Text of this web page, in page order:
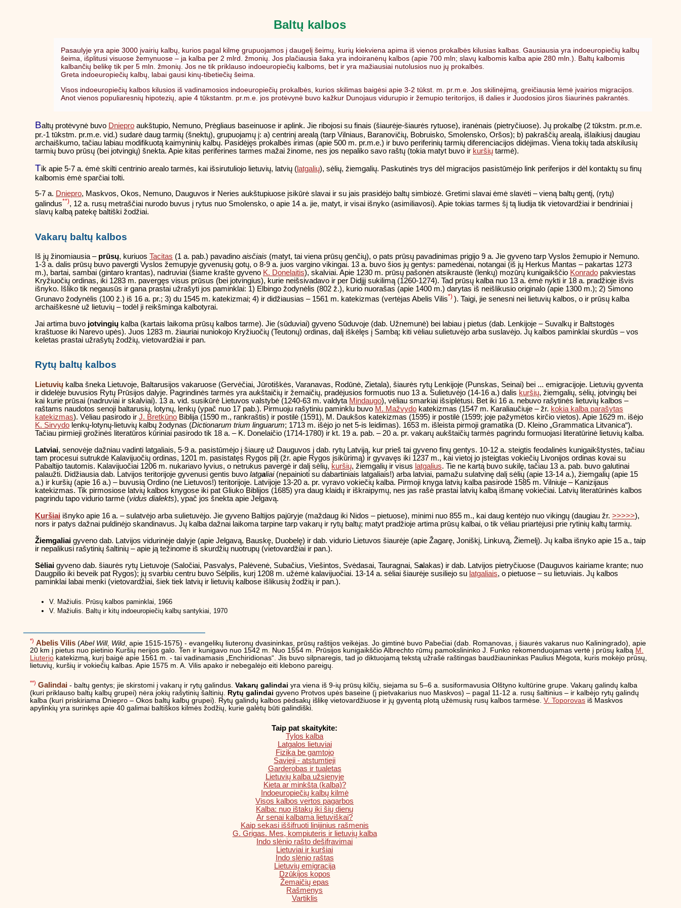
Baltų kalbos
Pasaulyje yra apie 3000 įvairių kalbų, kurios pagal kilmę grupuojamos į daugelį šeimų, kurių kiekviena apima iš vienos prokalbės kilusias kalbas. Gausiausia yra indoeuropiečių kalbų
šeima, išplitusi visuose žemynuose – ja kalba per 2 mlrd. žmonių. Jos plačiausia šaka yra indoiranėnų kalbos (apie 700 mln; slavų kalbomis kalba apie 280 mln.). Baltų kalbomis
kalbančių belikę tik per 5 mln. žmonių. Jos ne tik priklauso indoeuropiečių kalboms, bet ir yra mažiausiai nutolusios nuo jų prokalbės.
Greta indoeuropiečių kalbų, labai gausi kinų-tibetiečių šeima.
Visos indoeuropiečių kalbos kilusios iš vadinamosios indoeuropiečių prokalbės, kurios skilimas baigėsi apie 3-2 tūkst. m. pr.m.e. Jos skilinėjimą, greičiausia lėmė įvairios migracijos.
Anot vienos populiaresnių hipotezių, apie 4 tūkstantm. pr.m.e. jos protėvynė buvo kažkur Dunojaus vidurupio ir žemupio teritorijos, iš dalies ir Juodosios jūros šiaurinės pakrantės.
Baltų protėvynė buvo Dniepro aukštupio, Nemuno, Prėgliaus baseinuose ir aplink. Jie ribojosi su finais (šiaurėje-šiaurės rytuose), iranėnais (pietryčiuose). Jų prokalbę (2 tūkstm. pr.m.e.
pr.-1 tūkstm. pr.m.e. vid.) sudarė daug tarmių (šnektų), grupuojamų į: a) centrinį arealą (tarp Vilniaus, Baranovičių, Bobruisko, Smolensko, Oršos); b) pakraščių arealą, išlaikiusį daugiau
archaiškumo, tačiau labiau modifikuotą kaimyninių kalbų. Pasidėjęs prokalbės irimas (apie 500 m. pr.m.e.) ir buvo periferinių tarmių diferenciacijos didėjimas. Viena tokių tada atskilusių
tarmių buvo prūsų (bei jotvingių) šnekta. Apie kitas periferines tarmes mažai žinome, nes jos nepaliko savo raštų (tokia matyt buvo ir kuršių tarmė).
Tik apie 5-7 a. ėmė skilti centrinio arealo tarmės, kai išsirutuliojo lietuvių, latvių (latgalių), sėlių, žiemgalių. Paskutinės trys dėl migracijos pasistūmėjo link periferijos ir dėl kontaktų su finų
kalbomis ėmė sparčiai tolti.
5-7 a. Dniepro, Maskvos, Okos, Nemuno, Dauguvos ir Neries aukštupiuose įsikūrė slavai ir su jais prasidėjo baltų simbiozė. Gretimi slavai ėmė slavėti – vieną baltų gentį, (rytų)
galindus**), 12 a. rusų metraščiai nurodo buvus į rytus nuo Smolensko, o apie 14 a. jie, matyt, ir visai išnyko (asimiliavosi). Apie tokias tarmes šį tą liudija tik vietovardžiai ir bendriniai į
slavų kalbą patekę baltiški žodžiai.
Vakarų baltų kalbos
Iš jų žinomiausia – prūsų, kuriuos Tacitas (1 a. pab.) pavadino aisčiais (matyt, tai viena prūsų genčių), o pats prūsų pavadinimas prigijo 9 a. Jie gyveno tarp Vyslos žemupio ir Nemuno.
1-3 a. dalis prūsų buvo pavergti Vyslos žemupyje gyvenusių gotų, o 8-9 a. juos vargino vikingai. 13 a. buvo šios jų gentys: pamedėnai, notangai (iš jų Herkus Mantas – pakartas 1273
m.), bartai, sambai (gintaro krantas), nadruviai (šiame krašte gyveno K. Donelaitis), skalviai. Apie 1230 m. prūsų pašonėn atsikraustė (lenkų) mozūrų kunigaikščio Konrado pakviestas
Kryžiuočių ordinas, iki 1283 m. pavergęs visus prūsus (bei jotvingius), kurie neišsivadavo ir per Didįjį sukilimą (1260-1274). Tad prūsų kalba nuo 13 a. ėmė nykti ir 18 a. pradžioje išvis
išnyko. Išliko tik negausūs ir gana prastai užrašyti jos paminklai: 1) Elbingo žodynėlis (802 ž.), kurio nuorašas (apie 1400 m.) darytas iš neišlikusio originalo (apie 1300 m.); 2) Simono
Grunavo žodynėlis (100 ž.) iš 16 a. pr.; 3) du 1545 m. katekizmai; 4) ir didžiausias – 1561 m. katekizmas (vertėjas Abelis Vilis*) ). Taigi, jie senesni nei lietuvių kalbos, o ir prūsų kalba
archaiškesnė už lietuvių – todėl ji reikšminga kalbotyrai.
Jai artima buvo jotvingių kalba (kartais laikoma prūsų kalbos tarme). Jie (sūduviai) gyveno Sūduvoje (dab. Užnemunė) bei labiau į pietus (dab. Lenkijoje – Suvalkų ir Baltstogės
kraštuose iki Narevo upės). Juos 1283 m. žiauriai nuniokojo Kryžiuočių (Teutonų) ordinas, dalį iškėlęs į Sambą; kiti vėliau sulietuvėjo arba suslavėjo. Jų kalbos paminklai skurdūs – vos
keletas prastai užrašytų žodžių, vietovardžiai ir pan.
Rytų baltų kalbos
Lietuvių kalba šneka Lietuvoje, Baltarusijos vakaruose (Gervėčiai, Jūrotiškės, Varanavas, Rodūnė, Zietala), šiaurės rytų Lenkijoje (Punskas, Seinai) bei ... emigracijoje. Lietuvių gyventa
ir didelėje buvusios Rytų Prūsijos dalyje. Pagrindinės tarmės yra aukštaičių ir žemaičių, pradėjusios formuotis nuo 13 a. Sulietuvėjo (14-16 a.) dalis kuršių, žiemgalių, sėlių, jotvingių bei
kai kurie prūsai (nadruviai ir skalviai). 13 a. vid. susikūrė Lietuvos valstybė (1240-63 m. valdyta Mindaugo), vėliau smarkiai išsiplėtusi. Bet iki 16 a. nebuvo rašytinės lietuvių kalbos –
raštams naudotos senoji baltarusių, lotynų, lenkų (ypač nuo 17 pab.). Pirmuoju rašytiniu paminklu buvo M. Mažvydo katekizmas (1547 m. Karaliaučiuje – žr. kokia kalba parašytas
katekizmas). Vėliau pasirodo ir J. Bretkūno Biblija (1590 m., rankraštis) ir postilė (1591), M. Daukšos katekizmas (1595) ir postilė (1599; joje pažymėtos kirčio vietos). Apie 1629 m. išėjo
K. Sirvydo lenkų-lotynų-lietuvių kalbų žodynas (Dictionarum trium linguarum; 1713 m. išėjo jo net 5-is leidimas). 1653 m. išleista pirmoji gramatika (D. Kleino „Grammatica Litvanica“).
Tačiau pirmieji grožinės literatūros kūriniai pasirodo tik 18 a. – K. Donelaičio (1714-1780) ir kt. 19 a. pab. – 20 a. pr. vakarų aukštaičių tarmės pagrindu formuojasi literatūrinė lietuvių kalba.
Latviai, senovėje dažniau vadinti latgaliais, 5-9 a. pasistūmėjo į šiaurę už Dauguvos į dab. rytų Latviją, kur prieš tai gyveno finų gentys. 10-12 a. steigtis feodalinės kunigaikštystės, tačiau
tam procesui sutrukdė Kalavijuočių ordinas, 1201 m. pasistatęs Rygos pilį (žr. apie Rygos įsikūrimą) ir gyvavęs iki 1237 m., kai vietoj jo įsteigtas vokiečių Livonijos ordinas kovai su
Pabaltijo tautomis. Kalavijuočiai 1206 m. nukariavo lyvius, o netrukus pavergė ir dalį sėlių, kuršių, žiemgalių ir visus latgalius. Tie ne kartą buvo sukilę, tačiau 13 a. pab. buvo galutinai
palaužti. Didžiausia dab. Latvijos teritorijoje gyvenusi gentis buvo latgaliai(nepainioti su dabartiniais latgaliais!) arba latviai, pamažu sulatvinę dalį sėlių (apie 13-14 a.), žiemgalių (apie 15
a.) ir kuršių (apie 16 a.) – buvusią Ordino (ne Lietuvos!) teritorijoje. Latvijoje 13-20 a. pr. vyravo vokiečių kalba. Pirmoji knyga latvių kalba pasirodė 1585 m. Vilniuje – Kanizijaus
katekizmas. Tik pirmosiose latvių kalbos knygose iki pat Gliuko Biblijos (1685) yra daug klaidų ir iškraipymų, nes jas rašė prastai latvių kalbą išmanę vokiečiai. Latvių literatūrinės kalbos
pagrindu tapo vidurio tarmė (vidus dialekts), ypač jos šnekta apie Jelgavą.
Kuršiai išnyko apie 16 a. – sulatvėjo arba sulietuvėjo. Jie gyveno Baltijos pajūryje (maždaug iki Nidos – pietuose), minimi nuo 855 m., kai daug kentėjo nuo vikingų (daugiau žr. >>>>>),
nors ir patys dažnai puldinėjo skandinavus. Jų kalba dažnai laikoma tarpine tarp vakarų ir rytų baltų; matyt pradžioje artima prūsų kalbai, o tik vėliau priartėjusi prie rytinių kaltų tarmių.
Žiemgaliai gyveno dab. Latvijos vidurinėje dalyje (apie Jelgavą, Bauskę, Duobelę) ir dab. vidurio Lietuvos šiaurėje (apie Žagarę, Joniškį, Linkuvą, Žiemelį). Jų kalba išnyko apie 15 a., taip
ir nepalikusi rašytinių šaltinių – apie ją težinome iš skurdžių nuotrupų (vietovardžiai ir pan.).
Sėliai gyveno dab. šiaurės rytų Lietuvoje (Saločiai, Pasvalys, Palėvenė, Subačius, Viešintos, Svėdasai, Tauragnai, Salakas) ir dab. Latvijos pietryčiuose (Dauguvos kairiame krante; nuo
Daugpilio iki beveik pat Rygos); jų svarbiu centru buvo Sėlpilis, kurį 1208 m. užėmė kalavijuočiai. 13-14 a. sėliai šiaurėje susiliejo su latgaliais, o pietuose – su lietuviais. Jų kalbos
paminklai labai menki (vietovardžiai, šiek tiek latvių ir lietuvių kalbose išlikusių žodžių ir pan.).
V. Mažiulis. Prūsų kalbos paminklai, 1966
V. Mažiulis. Baltų ir kitų indoeuropiečių kalbų santykiai, 1970
*) Abelis Vilis (Abel Will, Wild , apie 1515-1575) - evangelikų liuteronų dvasininkas, prūsų raštijos veikėjas. Jo gimtinė buvo Pabečiai (dab. Romanovas, į šiaurės vakarus nuo Kaliningrado), apie
20 km į pietus nuo pietinio Kuršių nerijos galo. Ten ir kunigavo nuo 1542 m. Nuo 1554 m. Prūsijos kunigaikščio Albrechto rūmų pamokslininko J. Funko rekomenduojamas vertė į prūsų kalbą M.
Liuterio katekizmą, kurį baigė apie 1561 m. - tai vadinamasis „Enchiridionas“. Jis buvo silpnaregis, tad jo diktuojamą tekstą užrašė raštingas baudžiauninkas Paulius Mėgota, kuris mokėjo prūsų,
lietuvių, kuršių ir vokiečių kalbas. Apie 1575 m. A. Vilis apako ir nebegalėjo eiti klebono pareigų.
**) Galindai - baltų gentys; jie skirstomi į vakarų ir rytų galindus. Vakarų galindai yra viena iš 9-ių prūsų kilčių, siejama su 5–6 a. susiformavusia Olštyno kultūrine grupe. Vakarų galindų kalba
(kuri priklauso baltų kalbų grupei) nėra jokių rašytinių šaltinių.
Rytų galindai gyveno Protvos upės baseine (į pietvakarius nuo Maskvos) – pagal 11-12 a. rusų šaltinius – ir kalbėjo rytų galindų
kalba (kuri priskiriama Dniepro – Okos baltų kalbų grupei). Rytų galindų kalbos pėdsakų išlikę vietovardžiuose ir jų gyventą plotą užėmusių rusų kalbos tarmėse. V. Toporovas iš Maskvos
apylinkių yra surinkęs apie 40 galimai baltiškos kilmės žodžių, kurie galėtų būti galindiški.
Taip pat skaitykite:
Tylos kalba
Latgalos lietuviai
Fizika be gamtojo
Savieji - atstumtieji
Garderobas ir tualetas
Lietuvių kalba užsienyje
Kieta ar minkšta (kalba)?
Indoeuropiečių kalbų kilmė
Visos kalbos vertos pagarbos
Kalba: nuo ištakų iki šių dienų
Ar senai kalbama lietuviškai?
Kaip sekasi iššifruoti linijinius rašmenis
G. Grigas. Mes, kompiuteris ir lietuvių kalba
Indo slėnio rašto dešifravimai
Lietuviai ir kuršiai
Indo slėnio raštas
Lietuvių emigracija
Dzūkijos kopos
Žemaičių epas
Rašmenys
Vartiklis